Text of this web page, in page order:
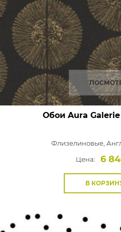
Обои Aura
Флизелиновые,
Цена:
6
В